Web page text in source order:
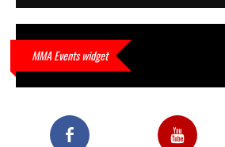
Cage Warriors
Lowlands 7 recap en interviews
9 OKTOBER, 2023
waar hij van gemaakt is…
KO bij CWA Lowlands 7
MMA Events widget